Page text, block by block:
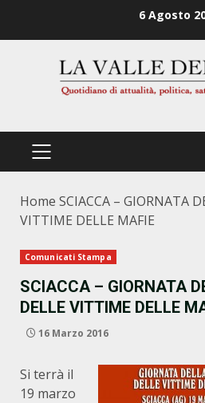
6 Agosto
PRIMÄRES
Home SCIACCA – GIORNATA
VITTIME DELLE MAFIE
Comunicati Stampa
SCIACCA – GIORNATA
DELLE VITTIME DELLE
16 Marzo 2016
Si terrà il
19 marzo